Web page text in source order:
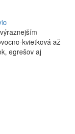
kvietková až
egrešov aj